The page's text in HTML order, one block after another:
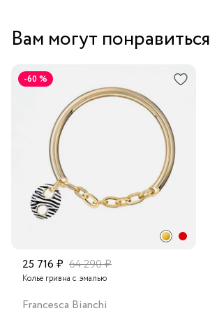
Вам могут понравиться
-60 %
25 716 ₽ 64 290 ₽
Колье гривна с эмалью
Francesca Bianchi